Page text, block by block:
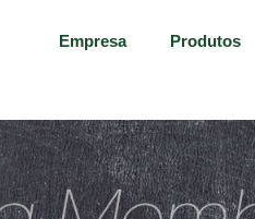
Empresa Produtos